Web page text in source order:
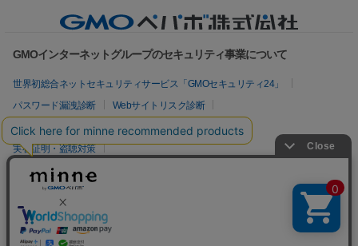
GMOインターネットグループのセキュリティ事業について
世界初総合ネットセキュリティサービス「GMOセキュリティ24」
パスワード漏洩診断
Webサイトリスク診断
セキュリティ相談AIチャットボット
実在証明・盗聴対策
サイバー攻撃対策（GMOサイバーセキュリティ byイエラエ）
サイバー攻撃対策（GMO Flatt Security）
セキュリティ事業の軌跡